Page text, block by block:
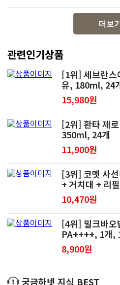
더보기
관련인기상품
[1위] 세브란스
유, 180ml, 24
15,980원
[2위] 환타 제
350ml, 24개
11,900원
[3위] 코멧 사
+ 거치대 + 리
10,470원
[4위] 밀크바오
PA++++, 1개,
8,900원
궁금하넷 지식 BEST